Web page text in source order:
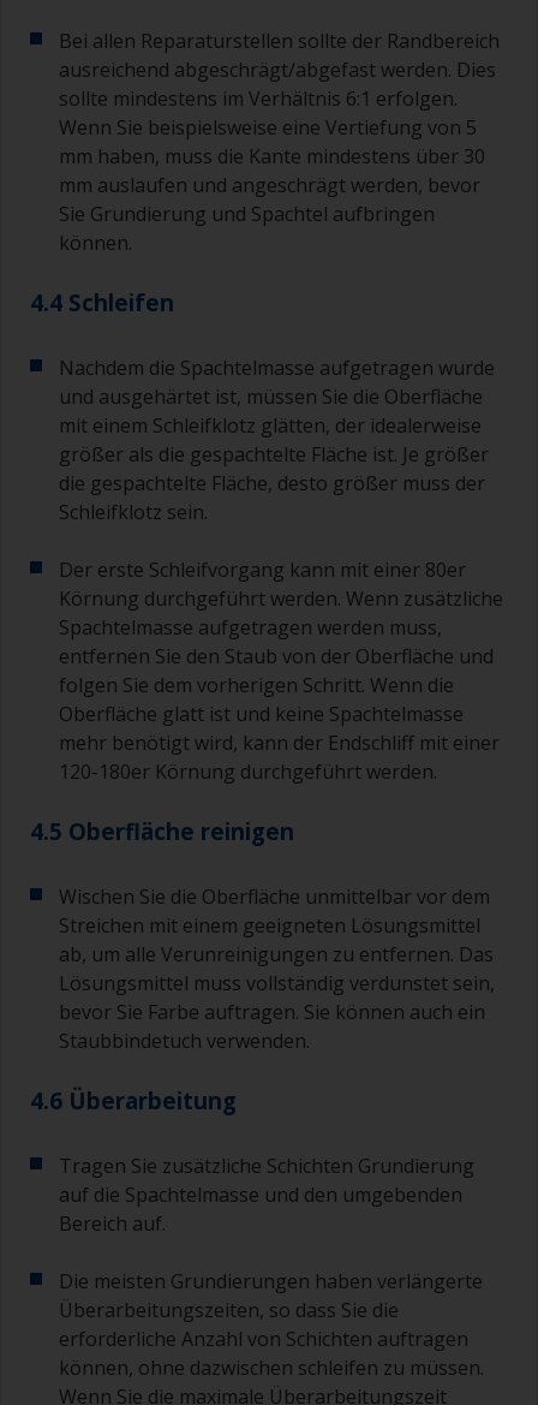
Bei allen Reparaturstellen sollte der Randbereich
ausreichend abgeschrägt/abgefast werden. Dies
sollte mindestens im Verhältnis 6:1 erfolgen.
Wenn Sie beispielsweise eine Vertiefung von 5
mm haben, muss die Kante mindestens über 30
mm auslaufen und angeschrägt werden, bevor
Sie Grundierung und Spachtel aufbringen
können.
4.4 Schleifen
Nachdem die Spachtelmasse aufgetragen wurde
und ausgehärtet ist, müssen Sie die Oberfläche
mit einem Schleifklotz glätten, der idealerweise
größer als die gespachtelte Fläche ist. Je größer
die gespachtelte Fläche, desto größer muss der
Schleifklotz sein.
Der erste Schleifvorgang kann mit einer 80er
Körnung durchgeführt werden. Wenn zusätzliche
Spachtelmasse aufgetragen werden muss,
entfernen Sie den Staub von der Oberfläche und
folgen Sie dem vorherigen Schritt. Wenn die
Oberfläche glatt ist und keine Spachtelmasse
mehr benötigt wird, kann der Endschliff mit einer
120-180er Körnung durchgeführt werden.
4.5 Oberfläche reinigen
Wischen Sie die Oberfläche unmittelbar vor dem
Streichen mit einem geeigneten Lösungsmittel
ab, um alle Verunreinigungen zu entfernen. Das
Lösungsmittel muss vollständig verdunstet sein,
bevor Sie Farbe auftragen. Sie können auch ein
Staubbindetuch verwenden.
4.6 Überarbeitung
Tragen Sie zusätzliche Schichten Grundierung
auf die Spachtelmasse und den umgebenden
Bereich auf.
Die meisten Grundierungen haben verlängerte
Überarbeitungszeiten, so dass Sie die
erforderliche Anzahl von Schichten auftragen
können, ohne dazwischen schleifen zu müssen.
Wenn Sie die maximale Überarbeitungszeit